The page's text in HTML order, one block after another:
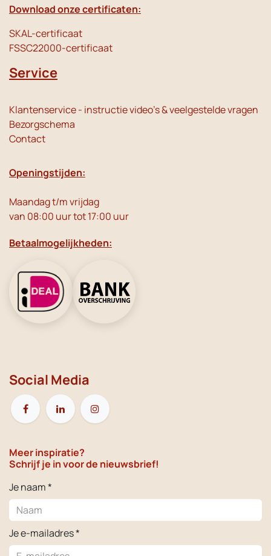
Download onze certificaten:
SKAL-certificaat
FSSC22000-certificaat
Service
Klantenservice - instructie video's & veelgestelde vragen
Bezorgschema
Contact
Openingstijden:
Maandag t/m vrijdag
van 08:00 uur tot 17:00 uur
Betaalmogelijkheden:
Social Media
Meer inspiratie?
Schrijf je in voor de nieuwsbrief!
Je naam *
Je e-mailadres *